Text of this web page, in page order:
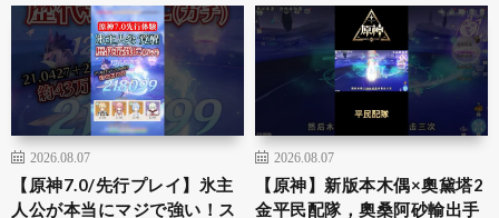
2026.08.07
【原神7.0/先行プレイ】氷主
人公が本当にマジで強い！ス
2026.08.07
【原神】新版本木偶×奧黛塔2
金平民配隊，奧桑阿砂輸出手